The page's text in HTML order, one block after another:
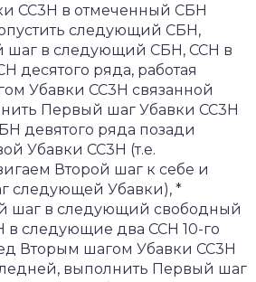
СС3Н в отмеченный СБН
следующий СБН,
шаг в следующий СБН, ССН в
десятого ряда, работая
Убавки СС3Н связанной
Первый шаг Убавки СС3Н
девятого ряда позади
Убавки СС3Н (т.е.
Второй шаг к себе и
следующей Убавки), *
шаг в следующий свободный
в следующие два ССН 10-го
Вторым шагом Убавки СС3Н
выполнить Первый шаг